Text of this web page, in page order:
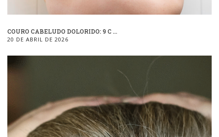
COURO CABELUDO DOLORIDO: 9 C ...
20 DE ABRIL DE 2026